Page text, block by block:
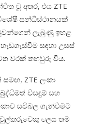
වූ අතර, එය ZTE
සන්ධිස්ථානයක්
ලැබුණු ඉහළ
හැඩගැස්වීම සඳහා උසස්
වරක් තහවුරු විය.
සමඟ, ZTE ලංකා
බුද්ධිමත් විසඳුම් සහ
සවිබල ගැන්වීමට
ලෙස තම